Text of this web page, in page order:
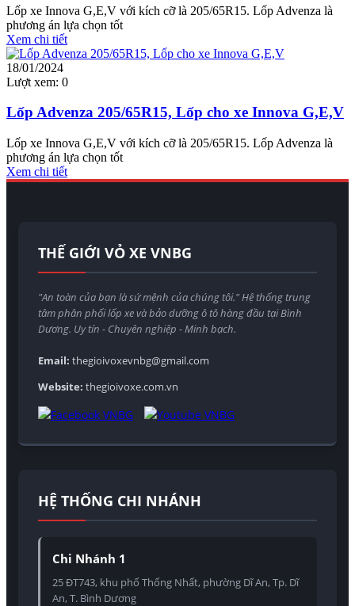
Lốp xe Innova G,E,V với kích cỡ là 205/65R15. Lốp Advenza là
phương án lựa chọn tốt
Xem chi tiết
18/01/2024
Lượt xem: 0
Lốp Advenza 205/65R15, Lốp cho xe Innova G,E,V
Lốp xe Innova G,E,V với kích cỡ là 205/65R15. Lốp Advenza là
phương án lựa chọn tốt
Xem chi tiết
THẾ GIỚI VỎ XE VNBG
"An toàn của bạn là sứ mệnh của chúng tôi." Hệ thống trung
tâm phân phối lốp xe và bảo dưỡng ô tô hàng đầu tại Bình
Dương. Uy tín - Chuyên nghiệp - Minh bạch.
Email: thegioivoxevnbg@gmail.com
Website: thegioivoxe.com.vn
HỆ THỐNG CHI NHÁNH
Chi Nhánh 1
25 ĐT743, khu phố Thống Nhất, phường Dĩ An, Tp. Dĩ
An, T. Bình Dương